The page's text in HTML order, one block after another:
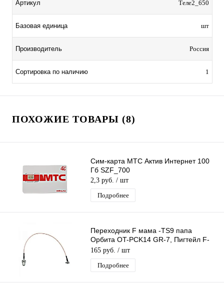
Артикул Теле2_650
Базовая единица шт
Производитель Россия
Сортировка по наличию 1
ПОХОЖИЕ ТОВАРЫ (8)
Сим-карта МТС Актив Интернет 100
Гб SZF_700
2,3 руб. / шт
Подробнее
Переходник F мама -TS9 папа
Орбита OT-PCK14 GR-7, Пигтейл F-
female-TS9-male, Адаптер для
модемов,
165 руб. / шт
Подробнее